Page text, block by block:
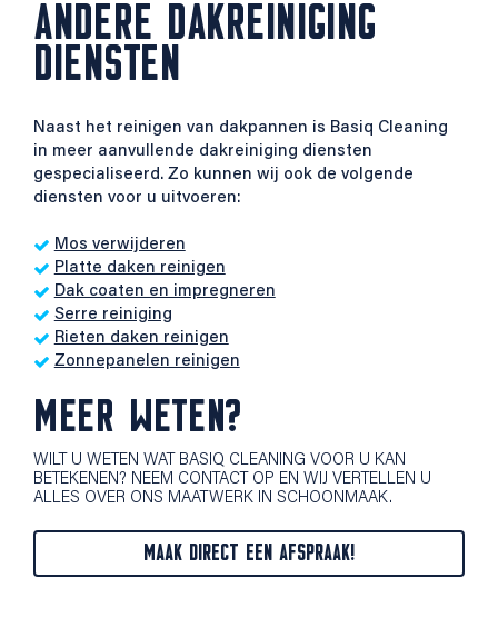
ANDERE DAKREINIGING
DIENSTEN
Naast het reinigen van dakpannen is Basiq Cleaning
in meer aanvullende dakreiniging diensten
gespecialiseerd. Zo kunnen wij ook de volgende
diensten voor u uitvoeren:
Mos verwijderen
Platte daken reinigen
Dak coaten en impregneren
Serre reiniging
Rieten daken reinigen
Zonnepanelen reinigen
MEER WETEN?
WILT U WETEN WAT BASIQ CLEANING VOOR U KAN
BETEKENEN? NEEM CONTACT OP EN WIJ VERTELLEN U
ALLES OVER ONS MAATWERK IN SCHOONMAAK.
MAAK DIRECT EEN AFSPRAAK!